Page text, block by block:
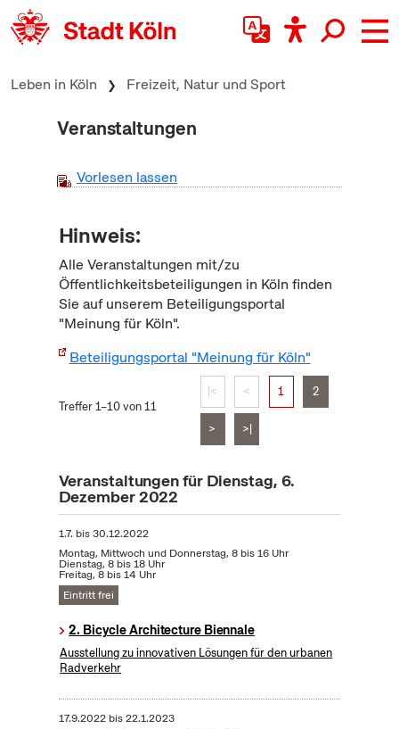
zum Inhalt springen
Leben in Köln Freizeit, Natur und Sport
Veranstaltungen
Vorlesen lassen
Hinweis:
Alle Veranstaltungen mit/zu
Öffentlichkeitsbeteiligungen in Köln finden
Sie auf unserem Beteiligungsportal
"Meinung für Köln".
Beteiligungsportal "Meinung für Köln"
Treffer 1–10 von 11
|< < 1 2
> >|
Veranstaltungen für Dienstag, 6.
Dezember 2022
1.7. bis30.12.2022
Montag, Mittwoch und Donnerstag, 8 bis 16 Uhr
Dienstag, 8 bis 18 Uhr
Freitag, 8 bis 14 Uhr
Eintritt frei
2. Bicycle Architecture Biennale
Ausstellung zu innovativen Lösungen für den urbanen
Radverkehr
17.9.2022bis22.1.2023